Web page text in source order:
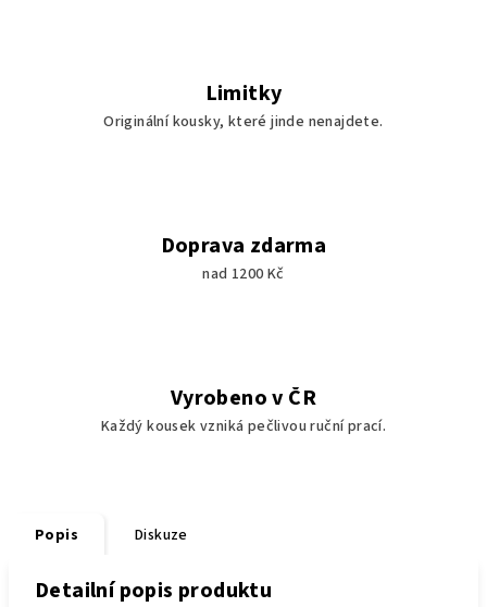
Limitky
Originální kousky, které jinde nenajdete.
Doprava zdarma
nad 1200 Kč
Vyrobeno v ČR
Každý kousek vzniká pečlivou ruční prací.
Popis Diskuze
Detailní popis produktu